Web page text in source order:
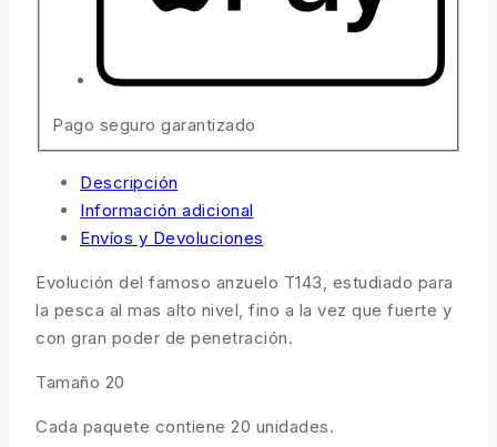
Pago seguro garantizado
Descripción
Información adicional
Envíos y Devoluciones
Evolución del famoso anzuelo T143, estudiado para
la pesca al mas alto nivel, fino a la vez que fuerte y
con gran poder de penetración.
Tamaño 20
Cada paquete contiene 20 unidades.